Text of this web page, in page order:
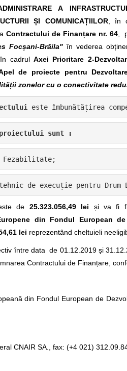
A
ȘI COMUNICAȚIILOR, în
Contractului de Finanțare nr. 64,
Focșani-Brăila" în vederea
cadrul Axei Prioritare 2-
de proiecte pentru
zonelor cu o conectivitate
este îmbunătățirea
sunt :
Fezabilitate;
de execuție pentru Drum
de 25.323.056,49 lei și va fi
din Fondul European de
lei reprezentând cheltuieli
între data de 01.12.2019 și
Contractului de Finanțare,
din Fondul European de
CNAIR SA., fax: (+4 021)